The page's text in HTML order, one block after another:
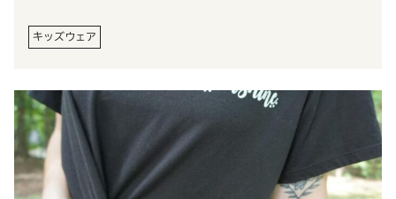
キッズウェア